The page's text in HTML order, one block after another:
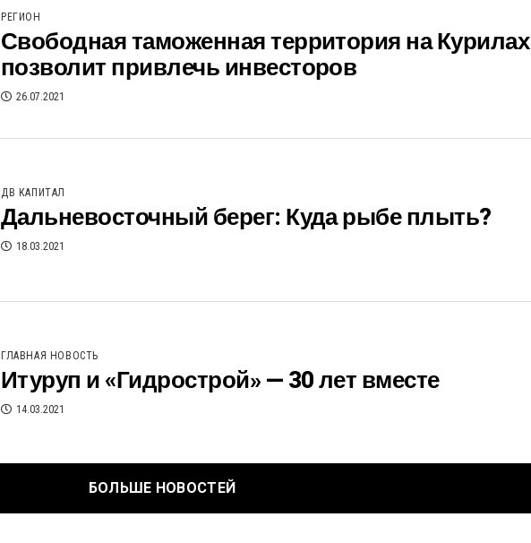
РЕГИОН
Свободная таможенная территория на Курилах
позволит привлечь инвесторов
26.07.2021
ДВ КАПИТАЛ
Дальневосточный берег: Куда рыбе плыть?
18.03.2021
ГЛАВНАЯ НОВОСТЬ
Итуруп и «Гидрострой» — 30 лет вместе
14.03.2021
БОЛЬШЕ НОВОСТЕЙ